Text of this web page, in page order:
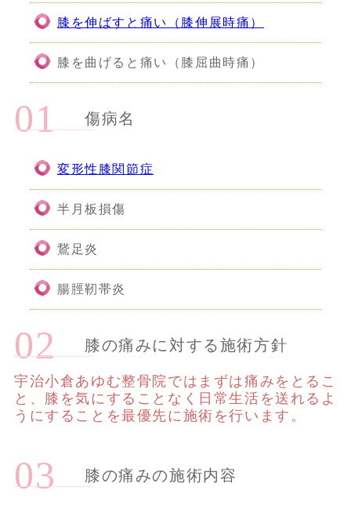
膝を伸ばすと痛い（膝伸展時痛）
膝を曲げると痛い（膝屈曲時痛）
傷病名
変形性膝関節症
半月板損傷
鵞足炎
腸脛靭帯炎
膝の痛みに対する施術方針
宇治小倉あゆむ整骨院ではまずは痛みをとるこ
と、膝を気にすることなく日常生活を送れるよ
うにすることを最優先に施術を行います。
膝の痛みの施術内容